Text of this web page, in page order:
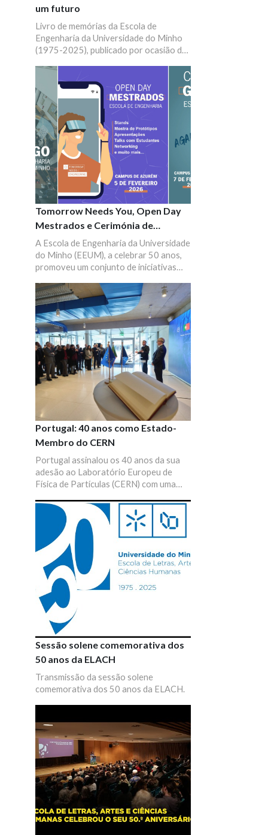
um futuro
Livro de memórias da Escola de
Engenharia da Universidade do Minho
(1975-2025), publicado por ocasião da
Tomorrow Needs You, Open Day
Mestrados e Cerimónia de
Graduação
A Escola de Engenharia da Universidade
do Minho (EEUM), a celebrar 50 anos,
promoveu um conjunto de iniciativas
percurso dos seus estudantes.
Portugal: 40 anos como Estado-
Membro do CERN
Portugal assinalou os 40 anos da sua
adesão ao Laboratório Europeu de
Física de Partículas (CERN) com uma
Sessão solene comemorativa dos
50 anos da ELACH
Transmissão da sessão solene
comemorativa dos 50 anos da ELACH.